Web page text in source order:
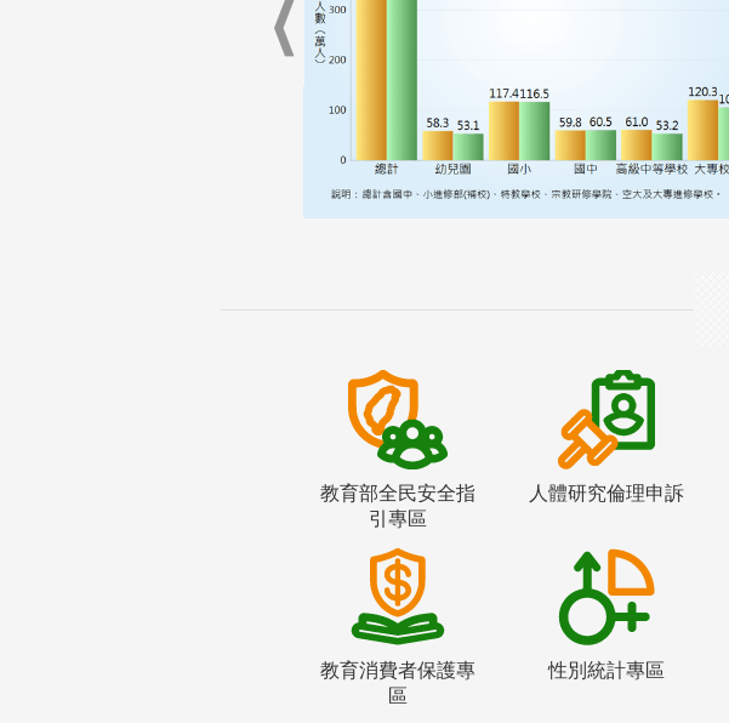
教育部全民安全指
引專區
人體研究倫理申訴
教育消費者保護專
區
性別統計專區